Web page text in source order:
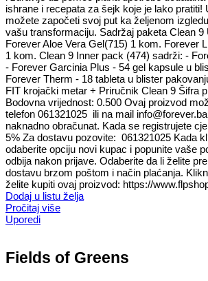
ishrane i recepata za šejk koje je lako pratiti!
možete započeti svoj put ka željenom
vašu transformaciju. Sadržaj paketa Clean 9
Forever Aloe Vera Gel(715) 1 kom. Forever
1 kom. Clean 9 Inner pack (474) sadrži: -
- Forever Garcinia Plus - 54 gel kapsule u
Forever Therm - 18 tableta u blister
FIT krojački metar + Priručnik Clean 9 Šifra
Bodovna vrijednost: 0.500 Ovaj proizvod
telefon 061321025 ili na mail
naknadno obračunat. Kada se registrujete
5% Za dostavu pozovite: 061321025 Kada
odaberite opciju novi kupac i popunite vaše
odbija nakon prijave. Odaberite da li želite
dostavu brzom poštom i način plaćanja.
želite kupiti ovaj proizvod: https://
Dodaj u listu želja
Pročitaj više
Uporedi
Fields of Greens